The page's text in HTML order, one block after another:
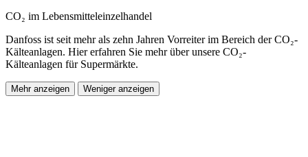
CO₂ im Lebensmitteleinzelhandel
Danfoss ist seit mehr als zehn Jahren Vorreiter im Bereich der CO₂-
Kälteanlagen. Hier erfahren Sie mehr über unsere CO₂-
Kälteanlagen für Supermärkte.
Mehr anzeigen Weniger anzeigen